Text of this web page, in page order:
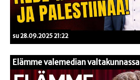
su 28.09.2025 21:22
Elämme valemedian valtakunnassa